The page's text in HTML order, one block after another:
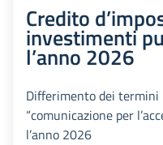
Credito
investimenti
l’anno 2026
Differimento dei termini
“comunicazione per
l’anno 2026